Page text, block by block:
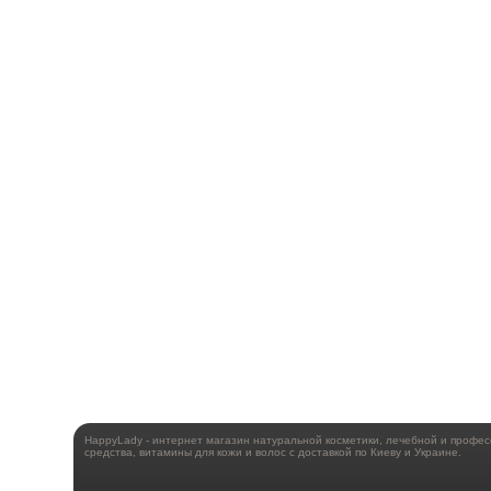
HappyLady - интернет магазин натуральной косметики, лечебной и
средства, витамины для кожи и волос с доставкой по Киеву и Украине.